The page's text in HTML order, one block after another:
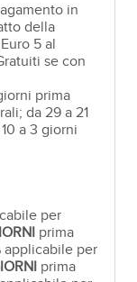
in
della
5 al
se con
prima
da 29 a 21
a 3 giorni
per
prima
applicabile per
prima